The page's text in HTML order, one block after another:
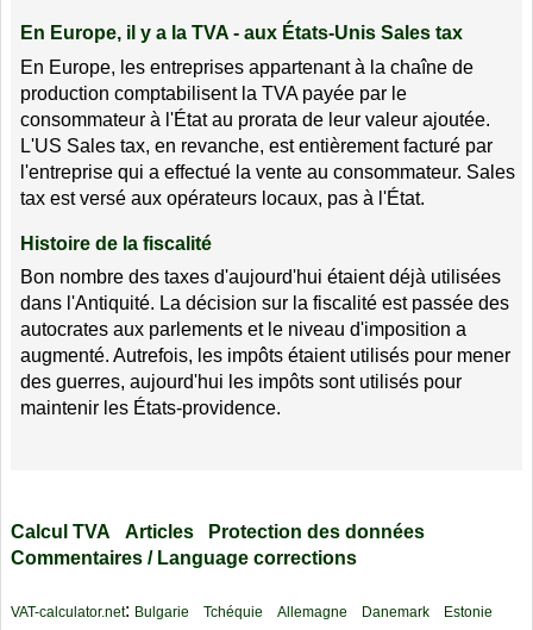
En Europe, il y a la TVA - aux États-Unis Sales tax
En Europe, les entreprises appartenant à la chaîne de
production comptabilisent la TVA payée par le
consommateur à l'État au prorata de leur valeur ajoutée.
L'US Sales tax, en revanche, est entièrement facturé par
l'entreprise qui a effectué la vente au consommateur. Sales
tax est versé aux opérateurs locaux, pas à l'État.
Histoire de la fiscalité
Bon nombre des taxes d'aujourd'hui étaient déjà utilisées
dans l'Antiquité. La décision sur la fiscalité est passée des
autocrates aux parlements et le niveau d'imposition a
augmenté. Autrefois, les impôts étaient utilisés pour mener
des guerres, aujourd'hui les impôts sont utilisés pour
maintenir les États-providence.
Calcul TVA Articles
Protection des données
Commentaires / Language corrections
VAT-calculator.net: Bulgarie Tchéquie Allemagne Danemark
Estonie